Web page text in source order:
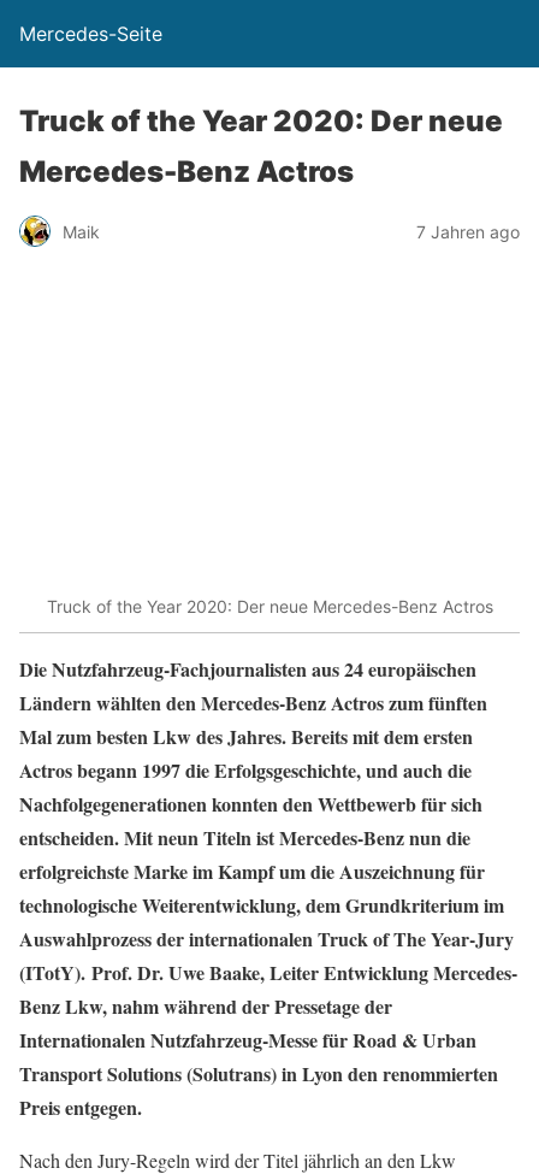
Mercedes-Seite
Truck of the Year 2020: Der neue
Mercedes-Benz Actros
Maik 7 Jahren ago
Truck of the Year 2020: Der neue Mercedes-Benz Actros
Die Nutzfahrzeug-Fachjournalisten aus 24 europäischen
Ländern wählten den Mercedes-Benz Actros zum fünften
Mal zum besten Lkw des Jahres. Bereits mit dem ersten
Actros begann 1997 die Erfolgsgeschichte, und auch die
Nachfolge­generationen konnten den Wettbewerb für sich
entscheiden. Mit neun Titeln ist Mercedes-Benz nun die
erfolgreichste Marke im Kampf um die Auszeichnung für
technologische Weiterentwicklung, dem Grundkriterium im
Auswahlprozess der internationalen Truck of The Year-Jury
(ITotY). Prof. Dr. Uwe Baake, Leiter Entwicklung Mercedes-
Benz Lkw, nahm während der Pressetage der
Internationalen Nutzfahrzeug-Messe für Road & Urban
Transport Solutions (Solutrans) in Lyon den renommierten
Preis entgegen.
Nach den Jury-Regeln wird der Titel jährlich an den Lkw